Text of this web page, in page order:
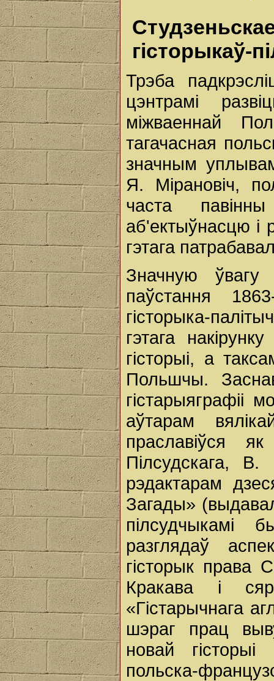
гісторыкаў-
Трэба
цэнтрамі
міжваеннай
тагачасная
значным
Я. Мірановіч,
часта
аб'ектыўнасцю і
гэтага
Значную ўвагу
паўстання
гісторыка-
гэтага
гісторыі, а
Польшчы.
гістарыяграфіі
аўтарам
праславіўся
Пілсудскага,
рэдактарам
Загады»
пілсудчыкамі
разглядаў
гісторык права
Кракава і
«Гістарычнага
шэраг прац
новай
польска-